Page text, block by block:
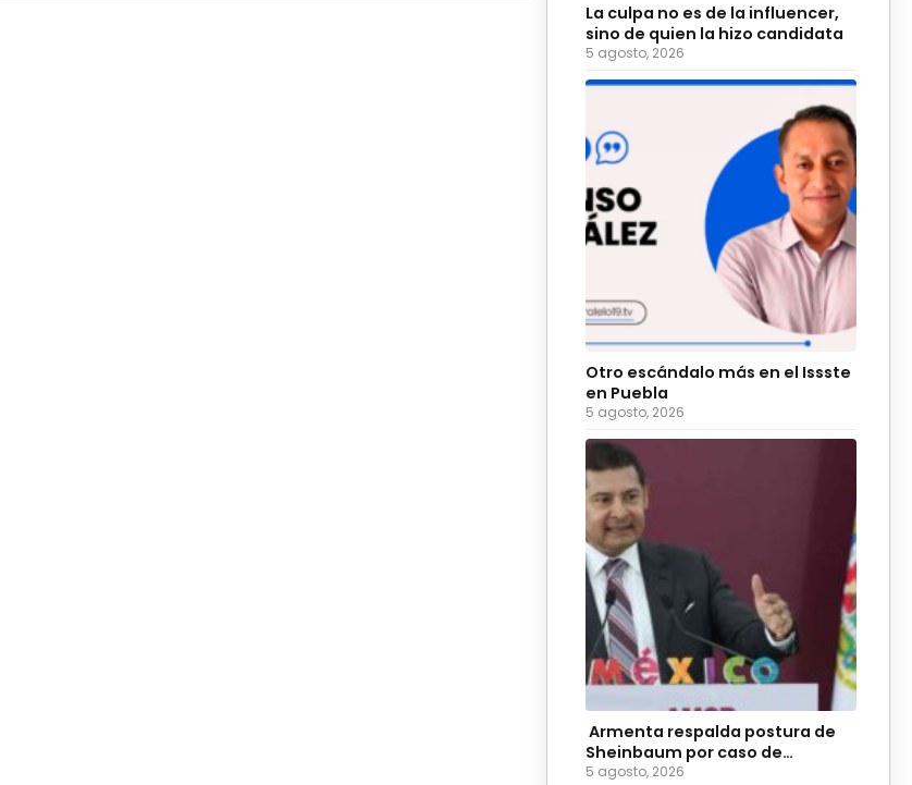
La culpa no es de la influencer,
sino de quien la hizo candidata
5 agosto, 2026
Otro escándalo más en el Issste
en Puebla
5 agosto, 2026
Armenta respalda postura de
Sheinbaum por caso de
diputadas poblanas
5 agosto, 2026